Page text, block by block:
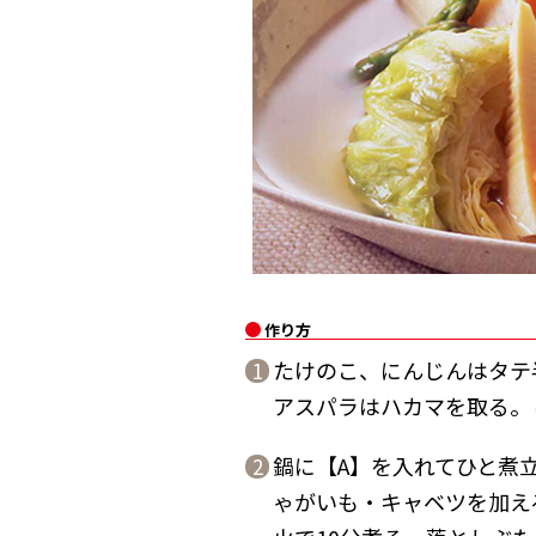
作り方
1 たけのこ、にんじんはタ
アスパラはハカマを取る
2 鍋に【A】を入れてひと
ゃがいも・キャベツを加